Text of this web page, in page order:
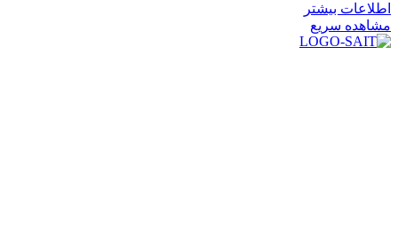
اطلاعات بیشتر
مشاهده سریع